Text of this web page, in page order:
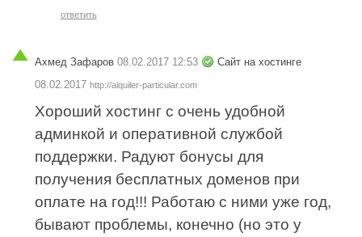
ответить
Ахмед Зафаров 08.02.2017 12:53
Сайт на хостинге
08.02.2017 http://alquiler-particular.com
Хороший хостинг с очень удобной
админкой и оперативной службой
поддержки. Радуют бонусы для
получения бесплатных доменов при
оплате на год!!! Работаю с ними уже год,
бывают проблемы, конечно (но это у